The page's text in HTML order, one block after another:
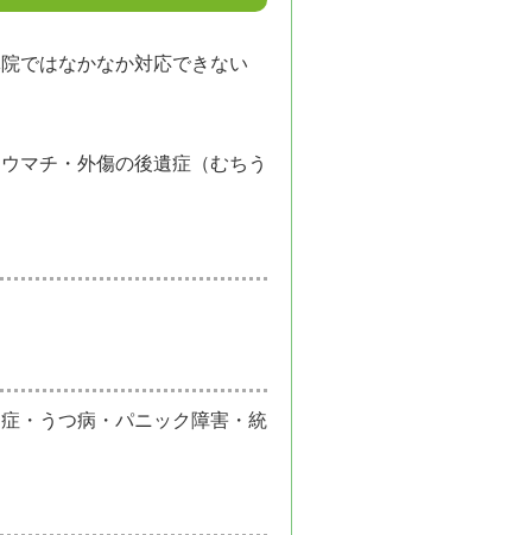
ではなかなか対応できない
マチ・外傷の後遺症（むちう
・うつ病・パニック障害・統